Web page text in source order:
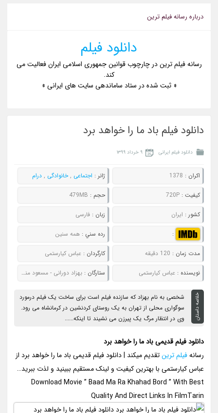
درباره رسانه فيلم ترين
دانلود فیلم
رسانه فیلم ترین در چارچوب قوانین جمهوری اسلامی ایران فعالیت می
کند.
« ثبت شده در ستاد ساماندهی سایت های ایرانی »
دانلود فیلم باد ما را خواهد برد
دانلود فیلم ایرانی ۹ خرداد ۱۳۹۹
اکران : 1378 ژانر : اجتماعی ,خانوادگی , درام
کيفيت :720P حجم : 479MB
کشور : ایران زبان : فارسی
: رده سني : همه سنین
مدت زمان : 120 دقیقه کارگردان : عباس کیارستمی
نويسنده :عباس کیارستمی ستارگان : بهزاد دورانی - مسعود منصوری
خلاصه داستان
شخصی به نام بهزاد که سازنده فیلم است برای ساخت یک فیلم درمورد
سوگواری محلی از تهران به یک روستای کردنشین در کرمانشاه می رود.
وی در انتظار مرگ یک پیرزن می نشیند تا اینکه......
دانلود فیلم قدیمی باد ما را خواهد برد
رسانهفیلم ترینتقدیم میکند | دانلود فیلم قدیمی باد ما را خواهد برد از
عباس کیارستمی با بهترین کیفیت و لینک مستقیم ببینید و لذت ببرید…
Download Movie ” Baad Ma Ra Khahad Bord ” With Best
Quality And Direct Links In FilmTarin